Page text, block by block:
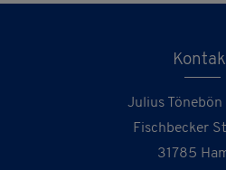
Julius
Fischbecker
31785